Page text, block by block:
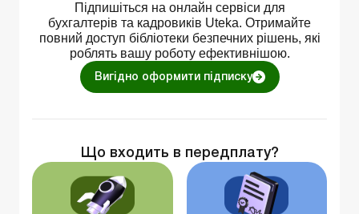
Підпишіться на онлайн сервіси для
бухгалтерів та кадровиків Uteka. Отримайте
повний доступ бібліотеки безпечних рішень, які
роблять вашу роботу ефективнішою.
Вигідно оформити підписку
Що входить в передплату?